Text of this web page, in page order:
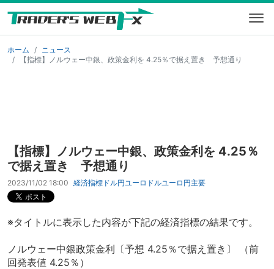
ホーム
ニュース
【指標】ノルウェー中銀、政策金利を 4.25％で据え置き 予想通り
【指標】ノルウェー中銀、政策金利を 4.25％
で据え置き 予想通り
2023/11/02 18:00 経済指標 ドル円ユーロドルユーロ円主要
※タイトルに表示した内容が下記の経済指標の結果です。
ノルウェー中銀政策金利〔予想 4.25％で据え置き〕 （前
回発表値 4.25％）